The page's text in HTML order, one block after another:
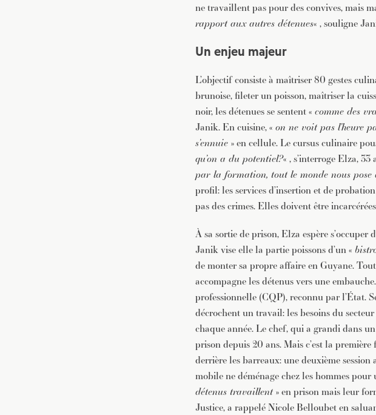
ne travaillent pas pour des convives, mais
rapport aux autres détenues« , souligne
Un enjeu majeur
L’objectif consiste à maîtriser 80 gestes
brunoise, fileter un poisson, maîtriser la
noir, les détenues se sentent « comme des
Janik. En cuisine, « on ne voit pas l’heure
s’ennuie » en cellule. Le cursus culinaire
qu’on a du potentiel?« , s’interroge Elza,
par la formation, tout le monde nous pose
profil: les services d’insertion et de
pas des crimes. Elles doivent être
À sa sortie de prison, Elza espère
Janik vise elle la partie poissons d’un «
de monter sa propre affaire en Guyane.
accompagne les détenus vers une
professionnelle (CQP), reconnu par l’État.
décrochent un travail: les besoins du
chaque année. Le chef, qui a grandi dans
prison depuis 20 ans. Mais c’est la première
derrière les barreaux: une deuxième
mobile ne déménage chez les hommes
détenus travaillent» en prison mais leur
Justice, a rappelé Nicole Belloubet en